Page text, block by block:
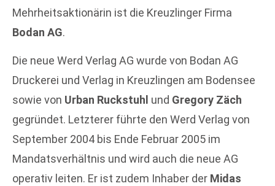
Mehrheitsaktionärin ist die Kreuzlinger Firma
Bodan AG.
Die neue Werd Verlag AG wurde von Bodan AG
Druckerei und Verlag in Kreuzlingen am Bodensee
sowie von Urban Ruckstuhl und Gregory Zäch
gegründet. Letzterer führte den Werd Verlag von
September 2004 bis Ende Februar 2005 im
Mandatsverhältnis und wird auch die neue AG
operativ leiten. Er ist zudem Inhaber der Midas